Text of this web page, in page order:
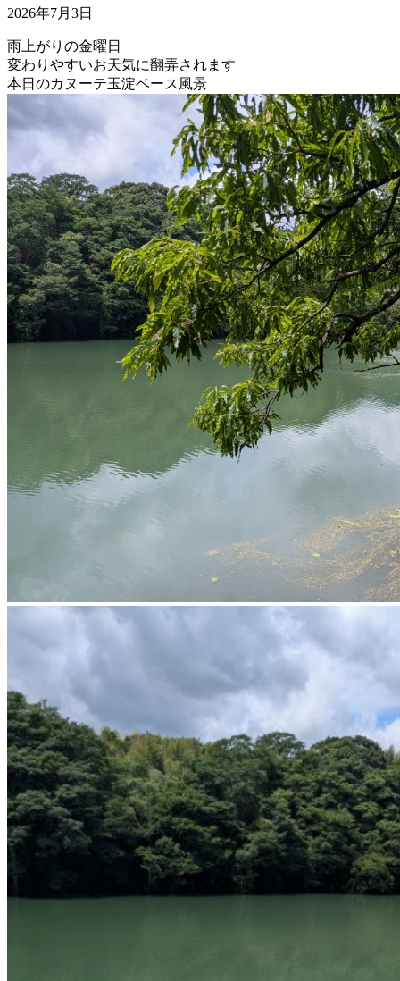
2026年7月3日
雨上がりの金曜日
変わりやすいお天気に翻弄されます
本日のカヌーテ玉淀ベース風景